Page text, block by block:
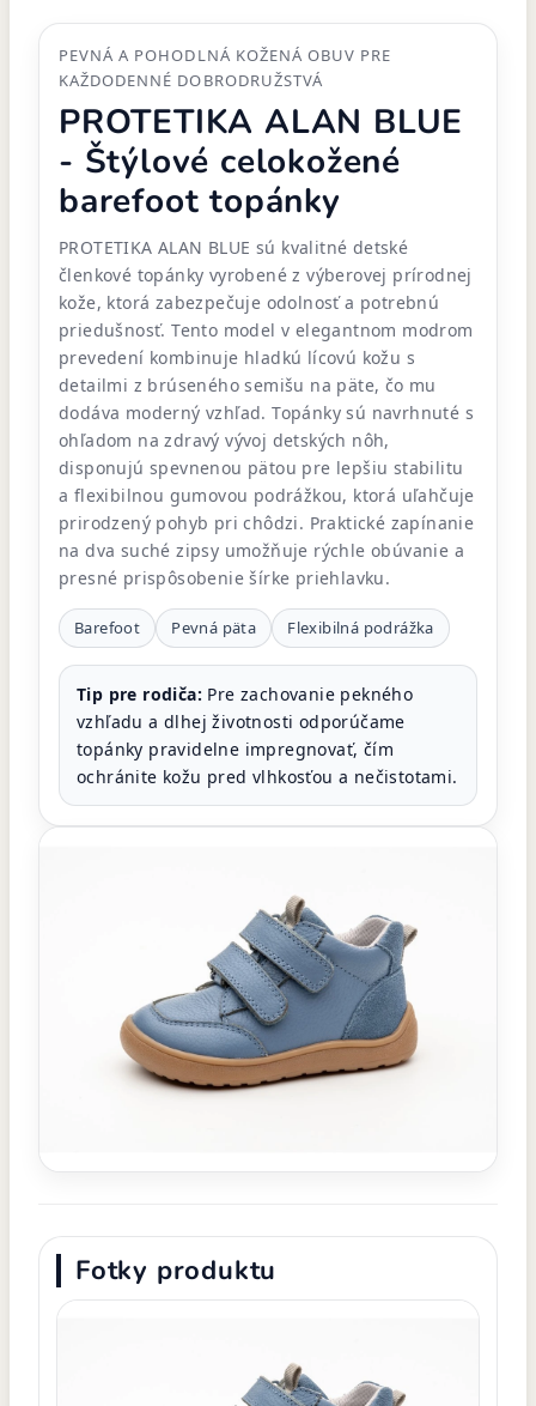
PEVNÁ A POHODLNÁ KOŽENÁ OBUV PRE
KAŽDODENNÉ DOBRODRUŽSTVÁ
PROTETIKA ALAN BLUE
- Štýlové celokožené
barefoot topánky
PROTETIKA ALAN BLUE sú kvalitné detské
členkové topánky vyrobené z výberovej prírodnej
kože, ktorá zabezpečuje odolnosť a potrebnú
priedušnosť. Tento model v elegantnom modrom
prevedení kombinuje hladkú lícovú kožu s
detailmi z brúseného semišu na päte, čo mu
dodáva moderný vzhľad. Topánky sú navrhnuté s
ohľadom na zdravý vývoj detských nôh,
disponujú spevnenou pätou pre lepšiu stabilitu
a flexibilnou gumovou podrážkou, ktorá uľahčuje
prirodzený pohyb pri chôdzi. Praktické zapínanie
na dva suché zipsy umožňuje rýchle obúvanie a
presné prispôsobenie šírke priehlavku.
Barefoot Pevná päta Flexibilná podrážka
Tip pre rodiča: Pre zachovanie pekného
vzhľadu a dlhej životnosti odporúčame
topánky pravidelne impregnovať, čím
ochránite kožu pred vlhkosťou a nečistotami.
Fotky produktu